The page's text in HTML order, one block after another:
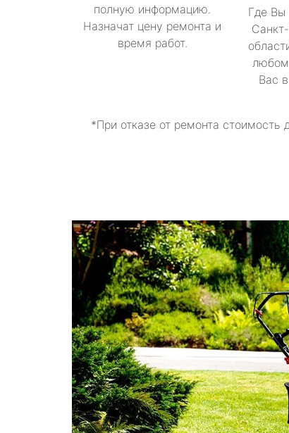
полную информацию.
Назначат цену ремонта и
время работ.
Где Вы
любом
Вас
*При отказе от ремонта стоимость